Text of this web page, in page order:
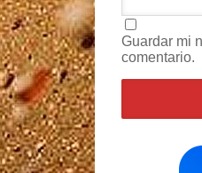
Guardar mi
comentario.